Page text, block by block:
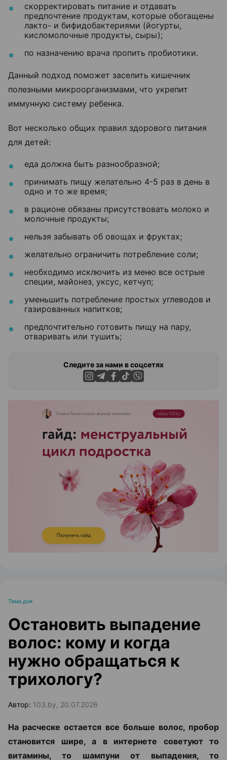
скорректировать питание и отдавать
предпочтение продуктам, которые обогащены
лакто- и бифидобактериями (йогурты,
кисломолочные продукты, сыры);
по назначению врача пропить пробиотики.
Данный подход поможет заселить кишечник
полезными микроорганизмами, что укрепит
иммунную систему ребенка.
Вот несколько общих правил здорового питания
для детей:
еда должна быть разнообразной;
принимать пищу желательно 4-5 раз в день в
одно и то же время;
в рационе обязаны присутствовать молоко и
молочные продукты;
нельзя забывать об овощах и фруктах;
желательно ограничить потребление соли;
необходимо исключить из меню все острые
специи, майонез, уксус, кетчуп;
уменьшить потребление простых углеводов и
газированных напитков;
предпочтительно готовить пищу на пару,
отваривать или тушить;
Следите за нами в соцсетях
ЭФФЕКТИВНАЯ РЕКЛАМА НА САЙТЕ
Тема дня
Остановить выпадение
волос: кому и когда
нужно обращаться к
трихологу?
Автор: 103.by, 20.07.2026
На расческе остается все больше волос, пробор
становится шире, а в интернете советуют то
витамины, то шампуни от выпадения, то